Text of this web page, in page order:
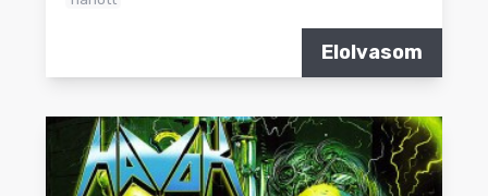
Elolvasom